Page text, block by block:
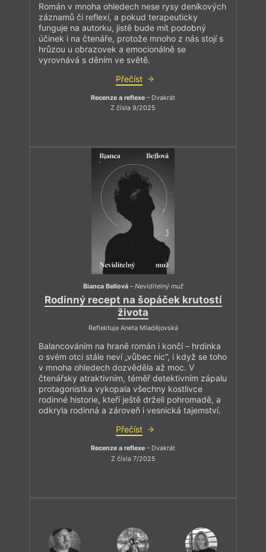
Román v mnoha ohledech nese rysy deníkových
záznamů či reflexí, a pokud terapeuticky
funguje na autorku, jistě bude mít podobný
účinek i na čtenáře, protože mnoho z nás stojí s
hrůzou u obrazovek a emocionálně se
vyrovnává s děním ve světě.
Přečíst
Recenze a reflexe – Dvakrát
Z čísla 9/2025
Bianca Bellová–Neviditelný muž
Rodinný recept na šopáček krutostí
života
Reflektuje Aneta Mladějovská
Balancováním na hraně román i končí – hrdinka
o svém otci stále neví „vůbec nic“, i když se toho
v mnoha ohledech dozvěděla až moc. V
čtenářsky atraktivním, téměř detektivním zápalu
protagonistka vykopala všechny kostlivce
rodinné historie, kteří ještě drželi pohromadě, a
odkryla rodinná a zároveň i vesnická tajemství.
Přečíst
Recenze a reflexe – Dvakrát
Z čísla 7/2025